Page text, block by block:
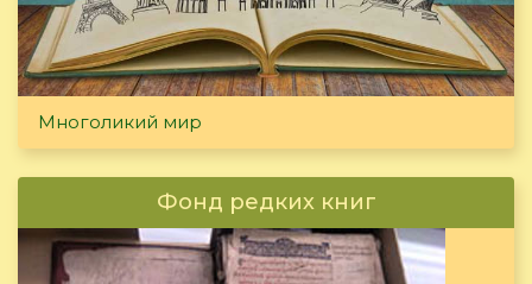
Многоликий мир
Фонд редких книг